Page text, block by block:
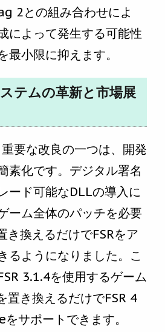
2との組み合わせによ
によって発生する可能性
最小限に抑えます。
テムの革新と市場展
要な改良の一つは、開発
素化です。デジタル署名
ード可能なDLLの導入に
ーム全体のパッチを必要
き換えるだけでFSRをア
るようになりました。こ
3.1.4を使用するゲーム
置き換えるだけでFSR 4
サポートできます。